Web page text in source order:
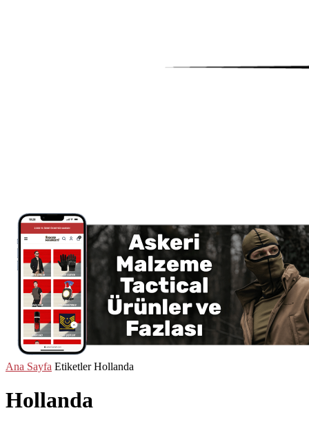
Ana Sayfa Etiketler Hollanda
Hollanda